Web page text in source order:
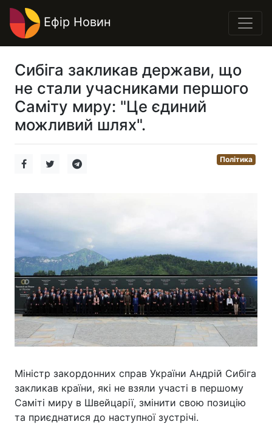
Ефір Новин
Сибіга закликав держави, що
не стали учасниками першого
Саміту миру: "Це єдиний
можливий шлях".
Політика
Міністр закордонних справ України Андрій Сибіга
закликав країни, які не взяли участі в першому
Саміті миру в Швейцарії, змінити свою позицію
та приєднатися до наступної зустрічі.